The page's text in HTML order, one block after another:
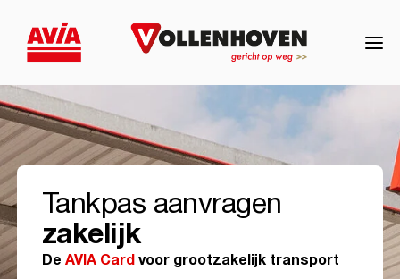
Tankpas aanvragen
zakelijk
DeAVIA Cardvoor grootzakelijk transport